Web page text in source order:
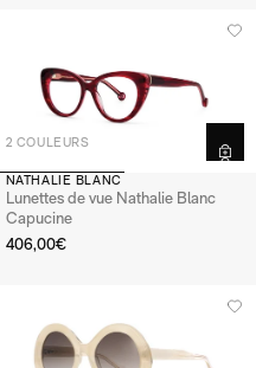
2 COULEURS
NATHALIE BLANC
Lunettes de vue Nathalie Blanc
Capucine
406,00€